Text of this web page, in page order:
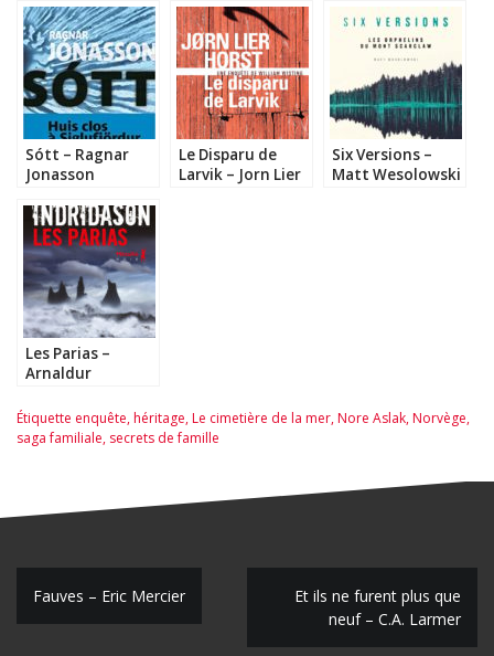
Sótt – Ragnar
Jonasson
Le Disparu de
Larvik – Jorn Lier
Six Versions –
Matt Wesolowski
Les Parias –
Arnaldur
Étiquette enquête,héritage,Le cimetière de la mer,Nore Aslak,Norvège,
saga familiale, secrets de famille
N
Fauves – Eric Mercier
Et ils ne furent plus que
neuf – C.A. Larmer